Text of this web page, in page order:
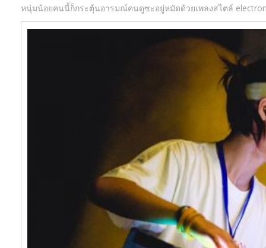
หนุ่มน้อยคนนี้ก็กระตุ้นอารมณ์คนดูซะอยู่หมัดด้วยเพลงสไตล์